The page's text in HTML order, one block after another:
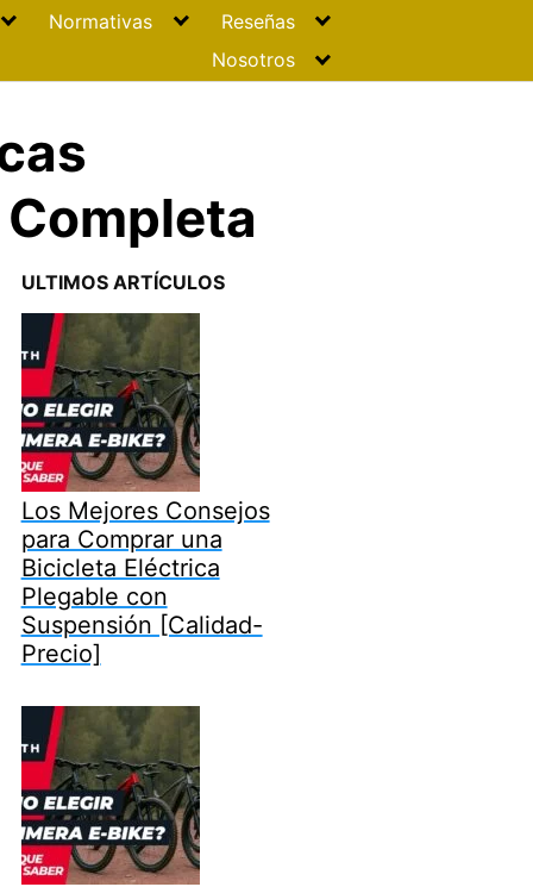
Normativas
Reseñas
Nosotros
ULTIMOS ARTÍCULOS
Los Mejores Consejos
para Comprar una
Bicicleta Eléctrica
Plegable con
Suspensión [Calidad-
Precio]